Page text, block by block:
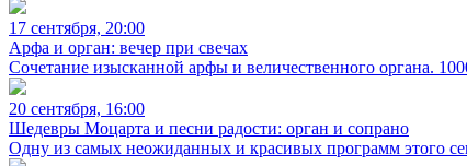
17 сентября, 20:00
Арфа и орган: вечер при свечах
Сочетание изысканной арфы и величественного органа.
20 сентября, 16:00
Шедевры Моцарта и песни радости: орган и сопрано
Одну из самых неожиданных и красивых программ этого